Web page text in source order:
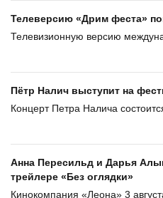
Телеверсию «Дрим феста»
Телевизионную версию
Пётр Налич выступит на
Концерт Петра Налича
Анна Пересильд и Дарья
трейлере «Без оглядки»
Кинокомпания «Леона» 3